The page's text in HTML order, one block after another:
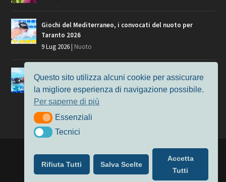
Giochi del Mediterraneo, i convocati del nuoto per
Taranto 2026
9 Lug 2026 Nuoto
Europei di Nuoto Parigi 2026: fra veterani e giovani, chi
manca?
7 Lug 2026
Nuoto
| Alimentato da
Nuoto
MasterS Podcast Il Nuoto in Cifre
Privacy & Cookie Policy
Questo sito utilizza alcuni cookie per assicurare
la migliore esperienza di navigazione possibile.
Per saperne di più
EssenzialiEssenziali
TecniciTecnici
Rifiuta Tutti Salva Scelte
Accetta
Tutti